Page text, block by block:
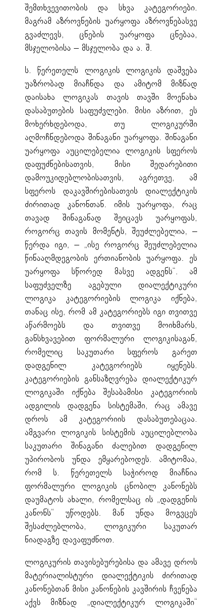
შემთხვევითობის და სხვა კატეგორიები.
მაგრამ აზროვნების უარყოფა აზროვნებასვე
გვაძლევს, ცნების უარყოფა ცნებაა,
მსჯელობისა – მსჯელობა და ა. შ.
ს. წერეთელს ლოგიკის ლოგიკის დაშვება
უაზრობად მიაჩნდა და ამიტომ მიზნად
დაისახა ლოგიკას თავის თავში მოენახა
დასაბუთების საფუძვლები. მისი აზრით, ეს
მოხერხდებოდა, თუ ლოგიკურში
აღმოჩნდებოდა შინაგანი უარყოფა. შინაგანი
უარყოფა აუცილებელია ლოგიკის სფეროს
დაფუძნებისათვის, მისი შედარებითი
დამოუკიდებლობისათვის, აგრეთვე, ამ
სფეროს დაკავშირებისათვის დიალექტიკის
ძირითად კანონთან. იმის უარყოფა, რაც
თავად შინაგანად შეიცავს უარყოფას,
როგორც თავის მომენტს, შეუძლებელია, –
წერდა იგი, – „ისე როგორც შეუძლებელია
წინააღმდეგობის ერთიანობის უარყოფა. ეს
უარყოფა სწორედ მასვე ადგენს“. ამ
საფუძველზე აგებული დიალექტიკური
ლოგიკა კატეგორიების ლოგიკა იქნება,
თანაც ისე, რომ ამ კატეგორიებს იგი თვითვე
აწარმოებს და თვითვე მოიხმარს,
განსხვავებით ფორმალური ლოგიკისაგან,
რომელიც საკუთარი სფეროს გარეთ
დადგენილ კატეგორიებს იყენებს.
კატეგორიების განსაზღვრება დიალექტიკურ
ლოგიკაში იქნება შესაბამისი კატეგორიის
ადგილის დადგენა სისტემაში, რაც ამავე
დროს ამ კატეგორიის დასაბუთებაცაა.
ამგვარი ლოგიკის სისტემის აუცილებლობა
საკუთარი შინაგანი ძალებით დადგენილ
უპირობოს უნდა ემყარებოდეს. ამიტომაა,
რომ ს. წერეთელს საჭიროდ მიაჩნია
ფორმალური ლოგიკის ცნობილ კანონებს
დაუმატოს ახალი, რომელსაც ის „დადგენის
კანონს“ უწოდებს. მან უნდა მოგვცეს
შესაძლებლობა, ლოგიკური საკუთარ
ნიადაგზე დავაფუძნოთ.
ლოგიკურის თავისებურებისა და ამავე დროს
მატერიალისტური დიალექტიკის ძირითად
კანონებთან მისი კანონების კავშირის ჩვენება
აქვს მიზნად „დიალექტიკურ ლოგიკაში“